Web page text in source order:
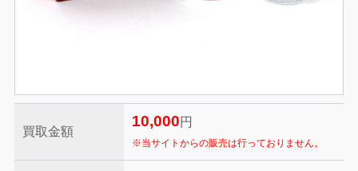
買取金額
10,000 円
※当サイトからの販売は行っておりません。